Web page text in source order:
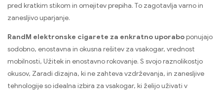
pred kratkim stikom in omejitev prepiha. To zagotavlja varno in
zanesljivo uparjanje.
RandM elektronske cigarete za enkratno uporaboponujajo
sodobno, enostavna in okusna rešitev za vsakogar, vrednost
mobilnosti, Užitek in enostavno rokovanje. S svojo raznolikostjo
okusov, Zaradi dizajna, ki ne zahteva vzdrževanja, in zanesljive
tehnologije so idealna izbira za vsakogar, ki želijo uživati ​​v